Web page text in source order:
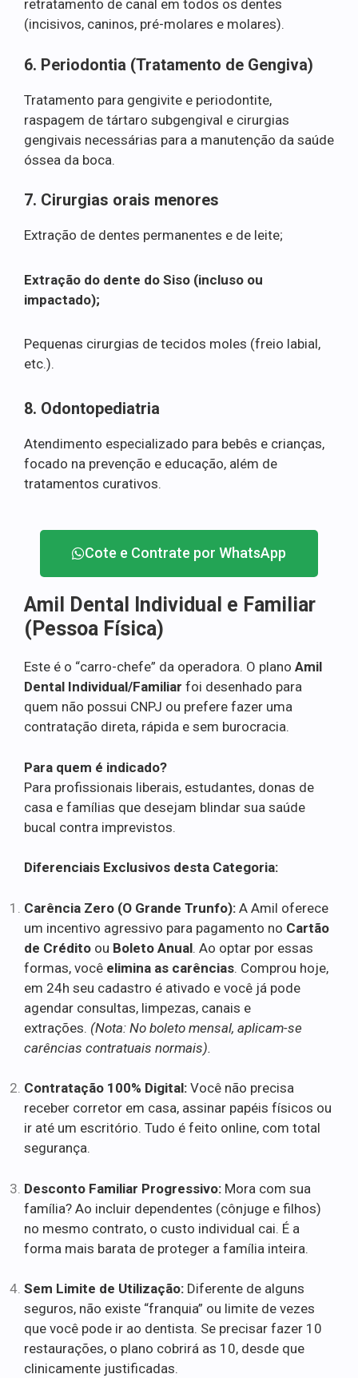
retratamento de canal em todos os dentes
(incisivos, caninos, pré-molares e molares).
6. Periodontia (Tratamento de Gengiva)
Tratamento para gengivite e periodontite,
raspagem de tártaro subgengival e cirurgias
gengivais necessárias para a manutenção da saúde
óssea da boca.
7. Cirurgias orais menores
Extração de dentes permanentes e de leite;
Extração do dente do Siso (incluso ou
impactado);
Pequenas cirurgias de tecidos moles (freio labial,
etc.).
8. Odontopediatria
Atendimento especializado para bebês e crianças,
focado na prevenção e educação, além de
tratamentos curativos.
Cote e Contrate por WhatsApp
Amil Dental Individual e Familiar
(Pessoa Física)
Este é o “carro-chefe” da operadora. O plano Amil
Dental Individual/Familiar foi desenhado para
quem não possui CNPJ ou prefere fazer uma
contratação direta, rápida e sem burocracia.
Para quem é indicado?
Para profissionais liberais, estudantes, donas de
casa e famílias que desejam blindar sua saúde
bucal contra imprevistos.
Diferenciais Exclusivos desta Categoria:
Carência Zero (O Grande Trunfo): A Amil oferece
um incentivo agressivo para pagamento no Cartão
de Crédito ou Boleto Anual. Ao optar por essas
formas, você elimina as carências. Comprou hoje,
em 24h seu cadastro é ativado e você já pode
agendar consultas, limpezas, canais e
extrações. (Nota: No boleto mensal, aplicam-se
carências contratuais normais).
Contratação 100% Digital: Você não precisa
receber corretor em casa, assinar papéis físicos ou
ir até um escritório. Tudo é feito online, com total
segurança.
Desconto Familiar Progressivo: Mora com sua
família? Ao incluir dependentes (cônjuge e filhos)
no mesmo contrato, o custo individual cai. É a
forma mais barata de proteger a família inteira.
Sem Limite de Utilização: Diferente de alguns
seguros, não existe “franquia” ou limite de vezes
que você pode ir ao dentista. Se precisar fazer 10
restaurações, o plano cobrirá as 10, desde que
clinicamente justificadas.